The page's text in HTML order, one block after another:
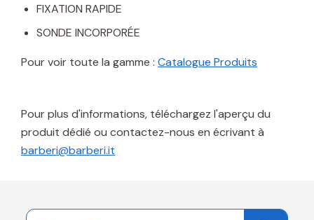
FIXATION RAPIDE
SONDE INCORPORÉE
Pour voir toute la gamme : Catalogue Produits
Pour plus d'informations, téléchargez l'aperçu du
produit dédié ou contactez-nous en écrivant à
barberi@barberi.it